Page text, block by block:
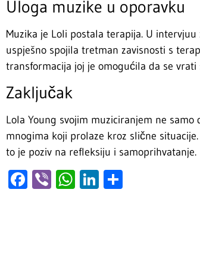
Uloga muzike u oporavku
Muzika je Loli postala terapija. U
uspješno spojila tretman zavisnosti s
transformacija joj je omogućila da se
Zaključak
Lola Young svojim muziciranjem ne
mnogima koji prolaze kroz slične
to je poziv na refleksiju i samoprihvatanje.
Facebook
ViberWhatsApp
LinkedIn